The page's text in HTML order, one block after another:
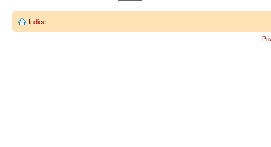
Indice